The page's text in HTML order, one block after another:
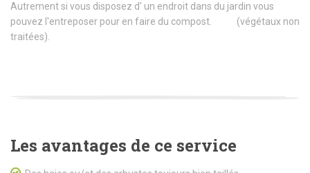
Autrement si vous disposez d' un endroit dans du jardin vous
pouvez l'entreposer pour en faire du compost. (végétaux non
traitées).
Les avantages de ce service